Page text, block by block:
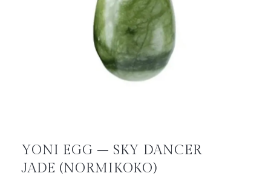
YONI EGG – SKY DANCER
JADE (NORMIKOKO)